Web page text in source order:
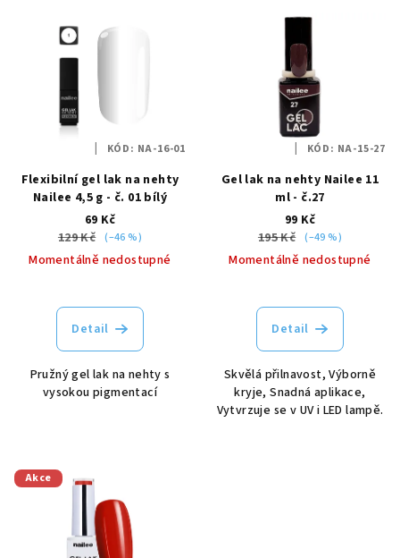
Flexibilní gel lak na nehty
Nailee 4,5 g - č. 01 bílý
69 Kč
129 Kč (–46 %)
Momentálně nedostupné
Detail
Pružný gel lak na nehty s
vysokou pigmentací
KÓD: NA-16-01
Gel lak na nehty Nailee 11
ml - č.27
99 Kč
195 Kč (–49 %)
Momentálně nedostupné
Detail
Skvělá přilnavost, Výborně
kryje, Snadná aplikace,
Vytvrzuje se v UV i LED lampě.
KÓD: NA-15-27
Akce